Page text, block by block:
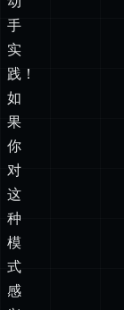
如
果
你
对
这
种
模
式
感
兴
趣，
我
建